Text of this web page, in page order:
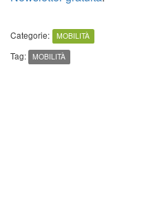
Categorie: MOBILITÀ
Tag: MOBILITÀ